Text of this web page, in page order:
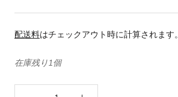
配送料はチェックアウト時に計算されます。
在庫残り1個